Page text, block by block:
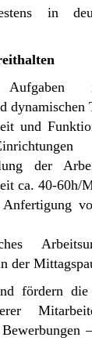
in
dynamischen
und
der
ca. 40-60h/
der
fördern